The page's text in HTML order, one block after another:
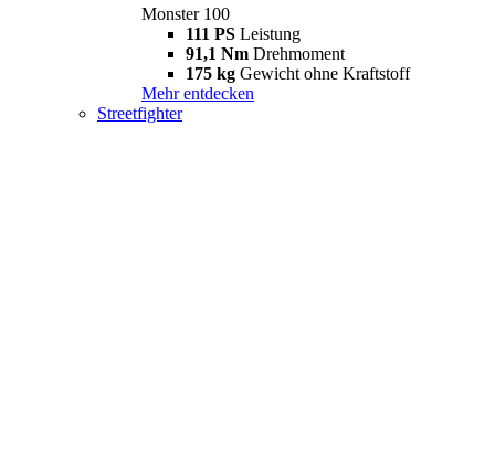
Monster 100
111 PS Leistung
91,1 Nm Drehmoment
175 kg Gewicht ohne Kraftstoff
Mehr entdecken
Streetfighter